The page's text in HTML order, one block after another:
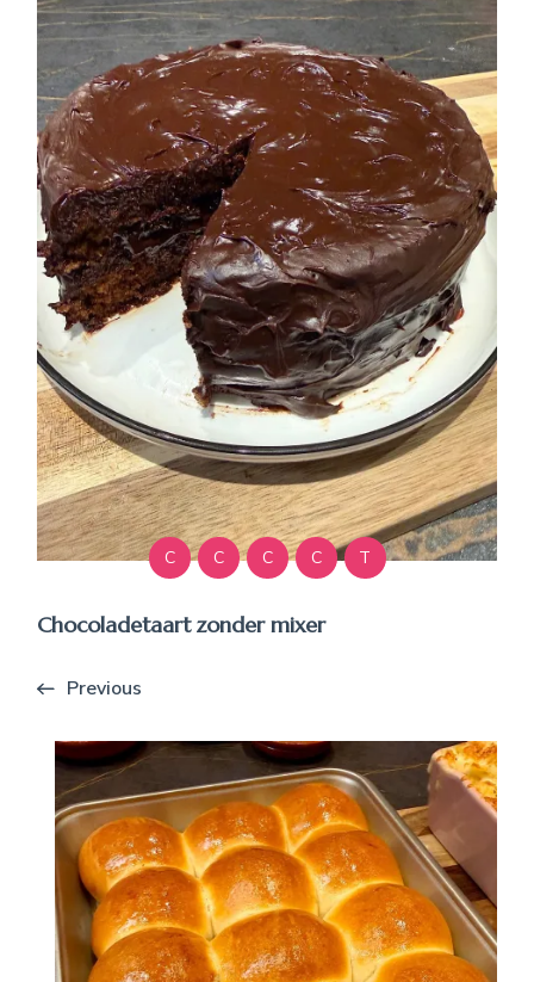
C C C C T
Chocoladetaart zonder mixer
Previous